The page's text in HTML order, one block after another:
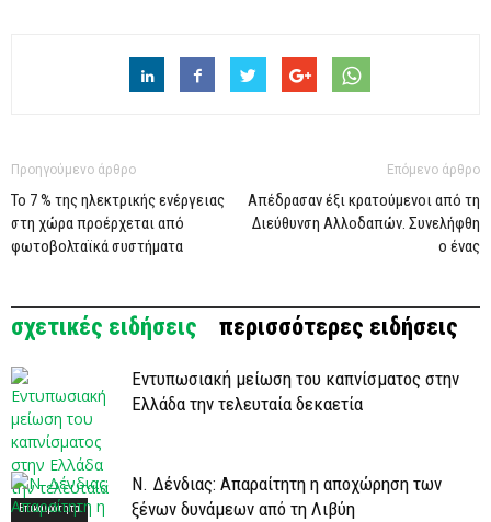
Προηγούμενο άρθρο
Το 7 % της ηλεκτρικής ενέργειας
στη χώρα προέρχεται από
φωτοβολταϊκά συστήματα
Επόμενο άρθρο
Απέδρασαν έξι κρατούμενοι από τη
Διεύθυνση Αλλοδαπών. Συνελήφθη
ο ένας
σχετικές ειδήσεις περισσότερες ειδήσεις
Επικαιρότητα
Εντυπωσιακή μείωση του καπνίσματος στην
Ελλάδα την τελευταία δεκαετία
Ν. Δένδιας: Απαραίτητη η αποχώρηση των
ξένων δυνάμεων από τη Λιβύη